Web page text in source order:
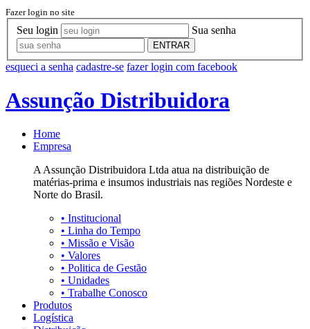
Fazer login no site
Seu login Sua senha
ENTRAR
esqueci a senha cadastre-se fazer login com facebook
Assunção Distribuidora
Home
Empresa
A Assunção Distribuidora Ltda atua na distribuição de
matérias-prima e insumos industriais nas regiões Nordeste e
Norte do Brasil.
• Institucional
• Linha do Tempo
• Missão e Visão
• Valores
• Politica de Gestão
• Unidades
• Trabalhe Conosco
Produtos
Logística